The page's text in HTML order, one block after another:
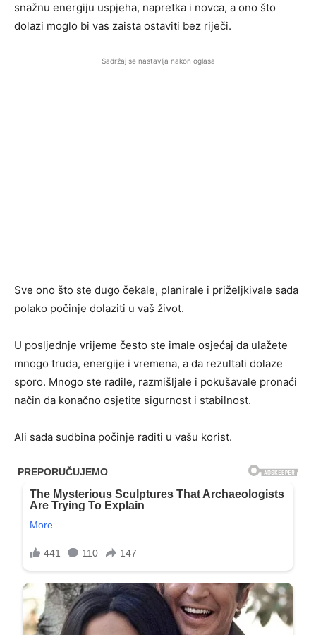
snažnu energiju uspjeha, napretka i novca, a ono što
dolazi moglo bi vas zaista ostaviti bez riječi.
Sadržaj se nastavlja nakon oglasa
Sve ono što ste dugo čekale, planirale i priželjkivale sada
polako počinje dolaziti u vaš život.
U posljednje vrijeme često ste imale osjećaj da ulažete
mnogo truda, energije i vremena, a da rezultati dolaze
sporo. Mnogo ste radile, razmišljale i pokušavale pronaći
način da konačno osjetite sigurnost i stabilnost.
Ali sada sudbina počinje raditi u vašu korist.